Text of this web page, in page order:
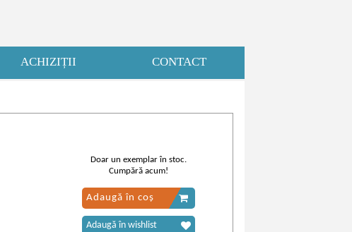
ACHIZIȚII CONTACT
Doar un exemplar în stoc.
Cumpără acum!
Adaugă în coș
Adaugă în wishlist